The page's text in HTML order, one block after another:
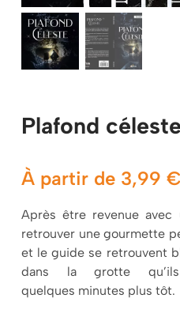
Mon panier
Plafond céleste
À partir de 3,99€
Après être revenue
retrouver une gourmette
et le guide se retrouvent
dans la grotte
quelques minutes plus tôt.